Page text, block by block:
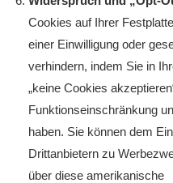
Cookies auf Ihrer
einer Einwilligung oder
verhindern, indem Sie in
„keine Cookies
Funktionseinschränkung
haben. Sie können dem
Drittanbietern zu
über diese amerikanische